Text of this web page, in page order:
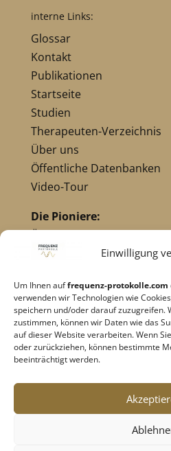
Einwilligung
Um Ihnen auffrequenz-protokolle.com
verwenden wir Technologien wie
speichern und/oder darauf zuzugreifen.
zustimmen, können wir Daten wie das
auf dieser Website verarbeiten. Wenn
oder zurückziehen, können bestimmte
beeinträchtigt werden.
interne Links:
Glossar
Kontakt
Publikationen
Startseite
Studien
Therapeuten-Verzeichnis
Über uns
Öffentliche Datenbanken
Video-Tour
Die Pioniere:
Übersicht Pioniere
Nikola Tesla
Dr. Hulda Clark
Robert C. Beck
Georges Lakhovsky
verwandte Pioniere
Datenschutz
Cookie-Richtlinie|AGB's